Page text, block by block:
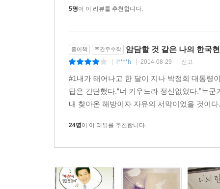
을 열 받게 만들었던, 바로 그 심상정이구나. “예
게 있었다. 사건의 한가운데에 있는 사람들을 덮
마다의 동기와 지향에 따라 제각기 활동한다. 모
동이 행동을 지배한다. 어디서 무슨 일이 어떻게
에야, 역사가들이 사태의 전모를 명료하게 정리
대한민국현대사도 예외가 아니다. 제주 4?3사건,
이 아니라 30만 명이 시위를 벌인 부산이었다. 부
는 소문이 떠돌았고 주한미군방송AFKN이 미군
김대중 대통령은 공안통치를 하지 않은 최초의
비록 현명한 선택은 아니었을지라도 비정상적인
사람의 당선을 보장하는 제도가 아니기 때문이라
이 책에는 이승만 대통령 시절의 부정선거와
이루기 위한 다방면의 노력과 경제성장 가시화,
김대중·노무현 대통령의 대북정책과 숱한 간
보건·위생문제와 복지문제에 대한 견해 등 일
청년층에게는 놀라움과 함께 새로운 간접경험을
5명이 이 리뷰를 추천합니다.
종이책 주간우수작 암담할 것 같은 나의 한국
l****h 2014-08-29 신고
#1내가 태어나고 한 달이 지나 박정희 대통령
답은 간단했다.“너 키우느라 정신없었다.”누
내 찾아온 해방이자 자유의 서막이었을 것이
24명이 이 리뷰를 추천합니다.